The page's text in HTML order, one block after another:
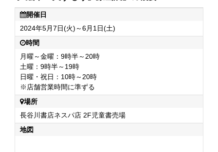
開催日
2024年5月7日(火)～6月1日(土)
時間
月曜～金曜：9時半～20時
土曜：9時半～19時
日曜・祝日：10時～20時
※店舗営業時間に準ずる
場所
長谷川書店ネスパ店 2F児童書売場
地図